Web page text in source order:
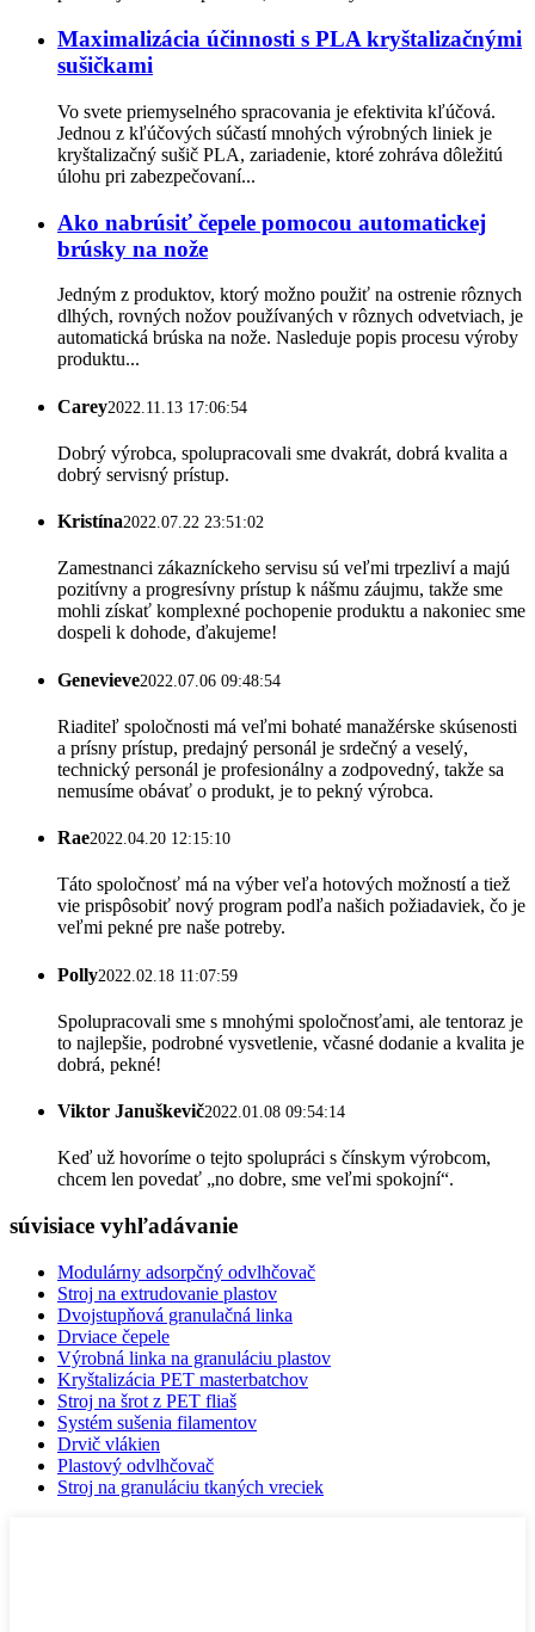
Maximalizácia účinnosti s PLA kryštalizačnými
sušičkami
Vo svete priemyselného spracovania je efektivita kľúčová.
Jednou z kľúčových súčastí mnohých výrobných liniek je
kryštalizačný sušič PLA, zariadenie, ktoré zohráva dôležitú
úlohu pri zabezpečovaní...
Ako nabrúsiť čepele pomocou automatickej
brúsky na nože
Jedným z produktov, ktorý možno použiť na ostrenie rôznych
dlhých, rovných nožov používaných v rôznych odvetviach, je
automatická brúska na nože. Nasleduje popis procesu výroby
produktu...
Carey2022.11.13 17:06:54
Dobrý výrobca, spolupracovali sme dvakrát, dobrá kvalita a
dobrý servisný prístup.
Kristína2022.07.22 23:51:02
Zamestnanci zákazníckeho servisu sú veľmi trpezliví a majú
pozitívny a progresívny prístup k nášmu záujmu, takže sme
mohli získať komplexné pochopenie produktu a nakoniec sme
dospeli k dohode, ďakujeme!
Genevieve2022.07.06 09:48:54
Riaditeľ spoločnosti má veľmi bohaté manažérske skúsenosti
a prísny prístup, predajný personál je srdečný a veselý,
technický personál je profesionálny a zodpovedný, takže sa
nemusíme obávať o produkt, je to pekný výrobca.
Rae2022.04.20 12:15:10
Táto spoločnosť má na výber veľa hotových možností a tiež
vie prispôsobiť nový program podľa našich požiadaviek, čo je
veľmi pekné pre naše potreby.
Polly2022.02.18 11:07:59
Spolupracovali sme s mnohými spoločnosťami, ale tentoraz je
to najlepšie, podrobné vysvetlenie, včasné dodanie a kvalita je
dobrá, pekné!
Viktor Januškevič2022.01.08 09:54:14
Keď už hovoríme o tejto spolupráci s čínskym výrobcom,
chcem len povedať „no dobre, sme veľmi spokojní“.
súvisiace vyhľadávanie
Modulárny adsorpčný odvlhčovač
Stroj na extrudovanie plastov
Dvojstupňová granulačná linka
Drviace čepele
Výrobná linka na granuláciu plastov
Kryštalizácia PET masterbatchov
Stroj na šrot z PET fliaš
Systém sušenia filamentov
Drvič vlákien
Plastový odvlhčovač
Stroj na granuláciu tkaných vreciek